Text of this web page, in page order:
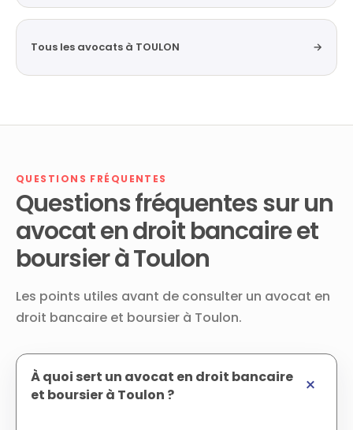
Tous les avocats à TOULON →
QUESTIONS FRÉQUENTES
Questions fréquentes sur un
avocat en droit bancaire et
boursier à Toulon
Les points utiles avant de consulter un avocat en
droit bancaire et boursier à Toulon.
À quoi sert un avocat en droit bancaire
et boursier à Toulon ?